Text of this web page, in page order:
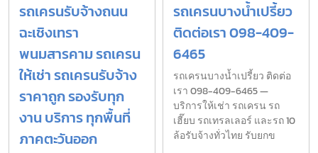
รถเครนรับจ้างถนน
ฉะเชิงเทรา
พนมสารคาม รถเครน
ให้เช่า รถเครนรับจ้าง
ราคาถูก รองรับทุก
งาน บริการ ทุกพื้นที่
ภาคตะวันออก
รถเครนบางน้ำเปรี้ยว
ติดต่อเรา 098-409-
6465
รถเครนบางน้ำเปรี้ยว ติดต่อ
เรา 098-409-6465 —
บริการให้เช่า รถเครน รถ
เฮี๊ยบ รถเทรลเลอร์ และรถ 10
ล้อรับจ้างทั่วไทย รับยกข